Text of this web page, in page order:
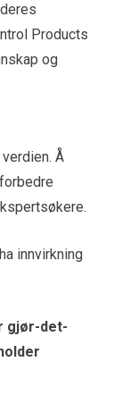
Products
og
Å
innvirkning
gjør-det-